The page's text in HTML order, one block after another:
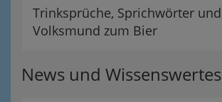
Trinksprüche, Sprichwörter und
Volksmund zum Bier
News und Wissenswertes